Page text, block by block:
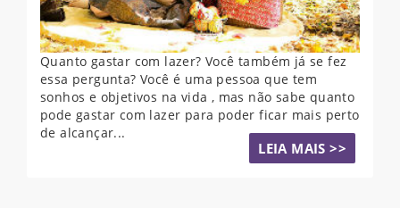
Quanto gastar com lazer? Você também já se fez
essa pergunta? Você é uma pessoa que tem
sonhos e objetivos na vida , mas não sabe quanto
pode gastar com lazer para poder ficar mais perto
de alcançar...
LEIA MAIS >>